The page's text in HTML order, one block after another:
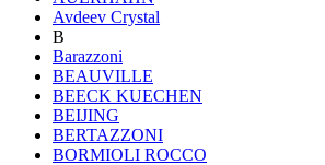
Avdeev Crystal
B
Barazzoni
BEAUVILLE
BEECK KUECHEN
BEIJING
BERTAZZONI
BORMIOLI ROCCO